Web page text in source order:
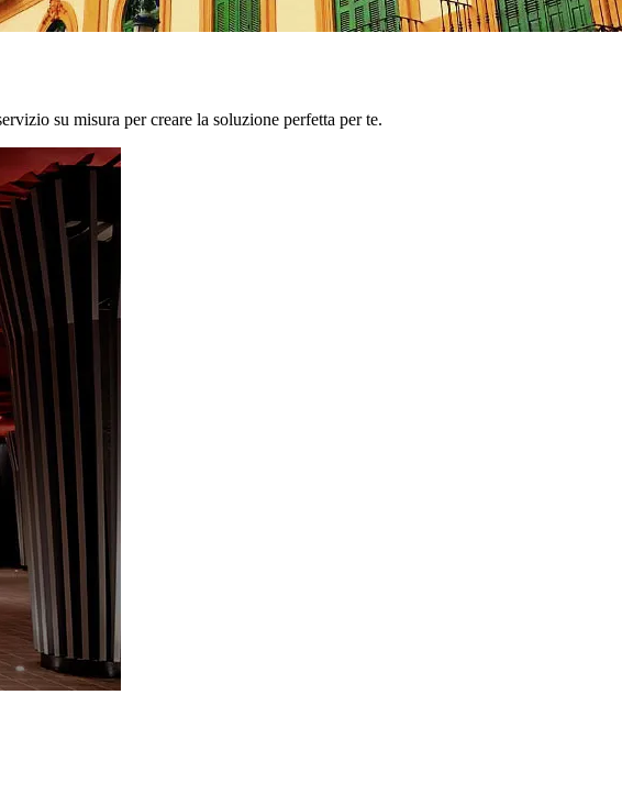
su misura per creare la soluzione perfetta per te.